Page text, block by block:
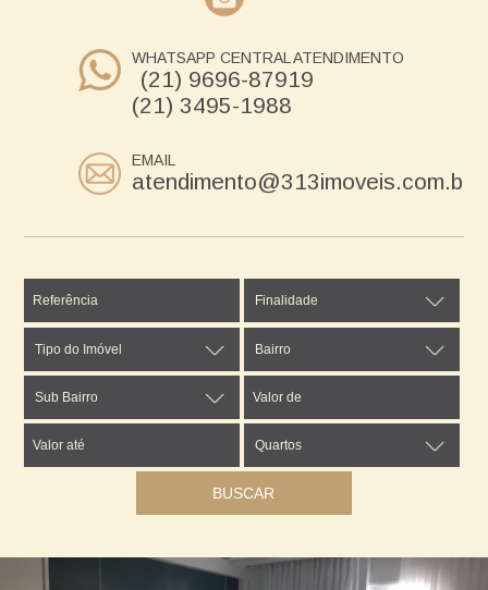
WHATSAPP CENTRAL ATENDIMENTO
(21) 9696-87919
(21) 3495-1988
EMAIL
atendimento@313imoveis.com.br